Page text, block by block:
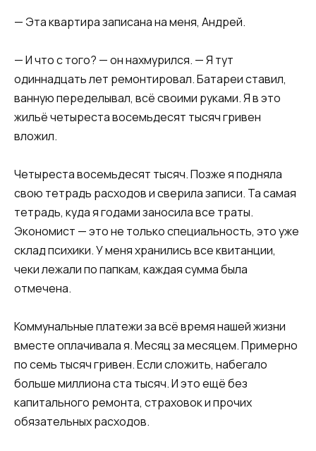
— Эта квартира записана на меня, Андрей.
— И что с того? — он нахмурился. — Я тут
одиннадцать лет ремонтировал. Батареи ставил,
ванную переделывал, всё своими руками. Я в это
жильё четыреста восемьдесят тысяч гривен
вложил.
Четыреста восемьдесят тысяч. Позже я подняла
свою тетрадь расходов и сверила записи. Та самая
тетрадь, куда я годами заносила все траты.
Экономист — это не только специальность, это уже
склад психики. У меня хранились все квитанции,
чеки лежали по папкам, каждая сумма была
отмечена.
Коммунальные платежи за всё время нашей жизни
вместе оплачивала я. Месяц за месяцем. Примерно
по семь тысяч гривен. Если сложить, набегало
больше миллиона ста тысяч. И это ещё без
капитального ремонта, страховок и прочих
обязательных расходов.